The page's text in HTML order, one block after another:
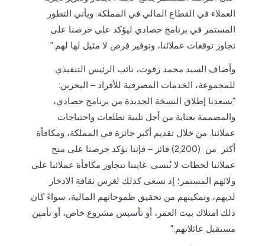
العملاء في القطاع المالي في المملكة. ويأتي التطور
المستمر في برنامج حصادي ليؤكد على حرصنا على
تجاوز توقعات عملائنا، وتوفير فرص لا مثيل لها لهم.”
وأضاف السيد محمد زقوت، نائب الرئيس التنفيذي
للمجموعة، الخدمات المصرفية للأفراد – البحرين:
“يسعدنا إطلاق النسخة الجديدة من برنامج حصادي،
والمصممة بعناية من أجل تلبية تطلعات واحتياجات
عملائنا. من خلال تقديم أكبر جائزة في المملكة، ومكافأة
أكثر من (2,200) فائز – فإننا نؤكد حرصنا على منح
عملائنا لحظات لا تُنسى. غايتنا تتجاوز مكافأة عملائنا على
ولائهم المستمر؛ إذ نسعى كذلك لغرس ثقافة الادخار
لديهم، وتمكينهم من تحقيق طموحاتهم المالية، سواءً كان
ذلك امتلاك بيت العمر، أو تأسيس مشروع خاص، أو تأمين
مستقبل عائلاتهم.”